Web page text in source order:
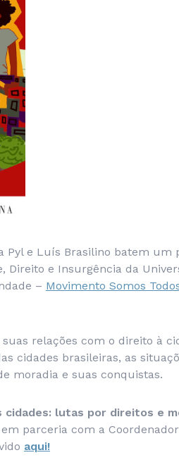
Pyl e Luís Brasilino batem um
Direito e Insurgência da
– Movimento Somos
relações com o direito à
cidades brasileiras, as
moradia e suas conquistas.
cidades: lutas por direitos e
parceria com a
aqui!